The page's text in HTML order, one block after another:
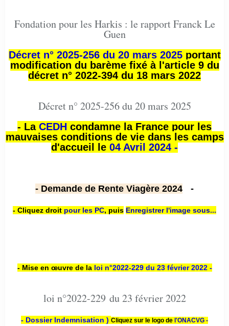
Fondation pour les Harkis : le rapport Franck Le
Guen
Décret n° 2025-256 du 20 mars 2025portant
modification du barème fixé à l'article 9 du
décret n° 2022-394 du 18 mars 2022
Décret n° 2025-256 du 20 mars 2025
- La CEDH condamne la France pour les
mauvaises conditions de vie dans les camps
d'accueil le 04 Avril 2024 -
- Demande de Rente Viagère 2024 -
- Cliquez droit pour les PC, puis Enregistrer l'image sous...
- Mise en œuvre de la loi n°2022-229 du 23 février 2022 -
loi n°2022-229 du 23 février 2022
- Dossier Indemnisation ) Cliquez sur le logo de l'ONACVG -